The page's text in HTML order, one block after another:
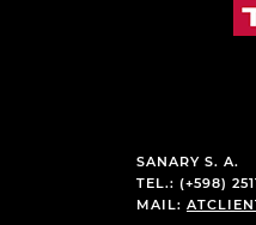
SANARY S. A.
TEL.: (+598)
MAIL: